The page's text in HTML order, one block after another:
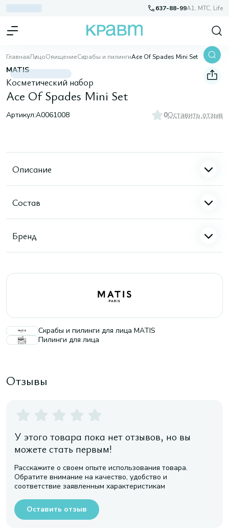
637-88-99A1, МТС, Life
ГлавнаяЛицоОчищениеСкрабы и пилингиAce Of Spades Mini Set
MATIS
Косметический набор
Ace Of Spades Mini Set
Артикул:A0061008 0Оставить отзыв
Описание
Состав
Бренд
Скрабы и пилинги для лица MATIS
Пилинги для лица
Отзывы
У этого товара пока нет отзывов, но вы
можете стать первым!
Расскажите о своем опыте использования товара.
Обратите внимание на качество, удобство и
соответствие заявленным характеристикам
Оставить отзыв